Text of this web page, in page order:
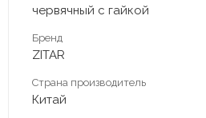
червячный с гайкой
Бренд
ZITAR
Страна производитель
Китай